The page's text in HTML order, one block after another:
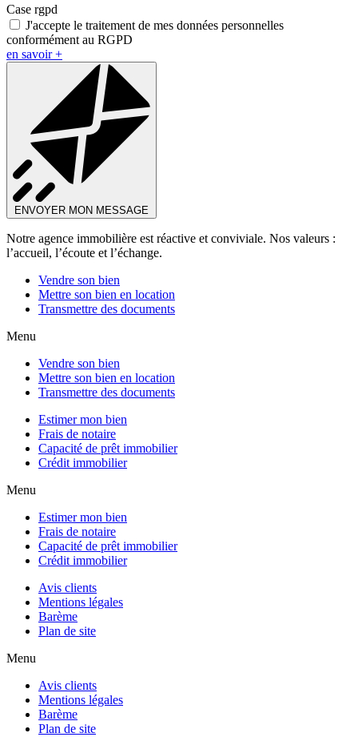
Case rgpd
J'accepte le traitement de mes données personnelles
conformément au RGPD
en savoir +
ENVOYER MON MESSAGE
Notre agence immobilière est réactive et conviviale. Nos valeurs :
l’accueil, l’écoute et l’échange.
Vendre son bien
Mettre son bien en location
Transmettre des documents
Menu
Vendre son bien
Mettre son bien en location
Transmettre des documents
Estimer mon bien
Frais de notaire
Capacité de prêt immobilier
Crédit immobilier
Menu
Estimer mon bien
Frais de notaire
Capacité de prêt immobilier
Crédit immobilier
Avis clients
Mentions légales
Barème
Plan de site
Menu
Avis clients
Mentions légales
Barème
Plan de site